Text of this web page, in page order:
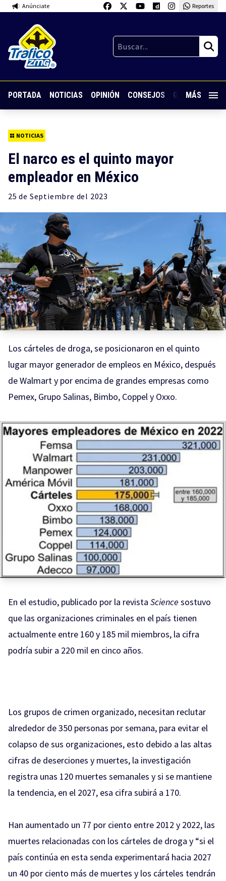
Anúnciate Reportes
PORTADA NOTICIAS OPINIÓN CONSEJOS GUARDIA
MÁS
NOTICIAS
El narco es el quinto mayor
empleador en México
25 de Septiembre del 2023
Los cárteles de droga, se posicionaron en el quinto
lugar mayor generador de empleos en México, después
de Walmart y por encima de grandes empresas como
Pemex, Grupo Salinas, Bimbo, Coppel y Oxxo.
En el estudio, publicado por la revista Science sostuvo
que las organizaciones criminales en el país tienen
actualmente entre 160 y 185 mil miembros, la cifra
podría subir a 220 mil en cinco años.
Los grupos de crimen organizado, necesitan reclutar
alrededor de 350 personas por semana, para evitar el
colapso de sus organizaciones, esto debido a las altas
cifras de deserciones y muertes, la investigación
registra unas 120 muertes semanales y si se mantiene
la tendencia, en el 2027, esa cifra subirá a 170.
Han aumentado un 77 por ciento entre 2012 y 2022, las
muertes relacionadas con los cárteles de droga y “si el
país continúa en esta senda experimentará hacia 2027
un 40 por ciento más de muertes y los cárteles tendrán